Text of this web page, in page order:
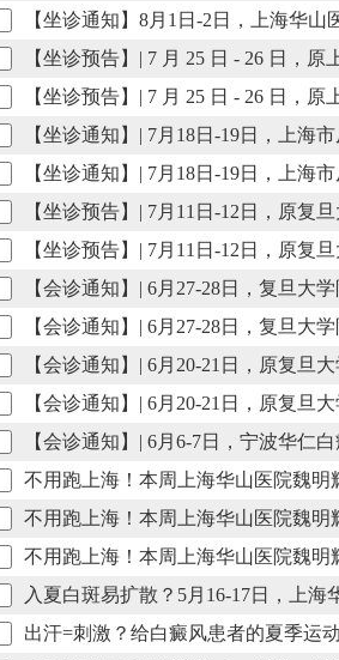
【坐诊通知】8月1日-2日，上海华
【坐诊预告】| 7 月 25 日 - 26 日，
【坐诊预告】| 7 月 25 日 - 26 日，
【坐诊通知】| 7月18日-19日，上海
【坐诊通知】| 7月18日-19日，上海
【坐诊预告】| 7月11日-12日，原复
【坐诊预告】| 7月11日-12日，原复
【会诊通知】| 6月27-28日，复旦大
【会诊通知】| 6月27-28日，复旦大
【会诊通知】| 6月20-21日，原复旦
【会诊通知】| 6月20-21日，原复旦
【会诊通知】| 6月6-7日，宁波华仁
不用跑上海！本周上海华山医院魏
不用跑上海！本周上海华山医院魏
不用跑上海！本周上海华山医院魏
入夏白斑易扩散？5月16-17日，上
出汗=刺激？给白癜风患者的夏季运